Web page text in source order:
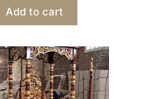
Add to cart